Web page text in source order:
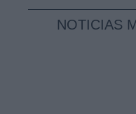
NOTICIAS